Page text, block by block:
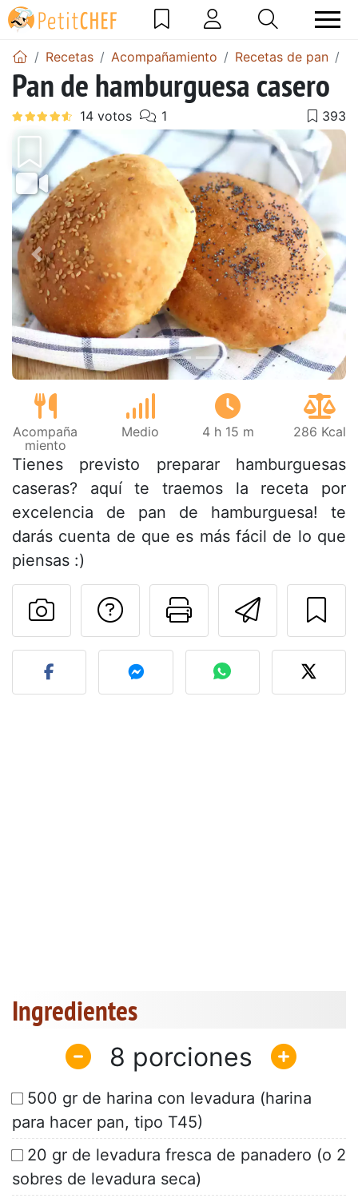
Recetas Acompañamiento Recetas de pan
Pan de hamburguesa casero
Anterior
Acompaña
miento
Medio 4 h 15 m 286 Kcal
Tienes previsto preparar hamburguesas
caseras? aquí te traemos la receta por
excelencia de pan de hamburguesa! te
darás cuenta de que es más fácil de lo que
piensas :)
Imprimir
Preguntar al autor
Publicar la foto de esta
Ingredientes
8
500 gr de harina con levadura (harina
para hacer pan, tipo T45)
20 gr de levadura fresca de panadero (o 2
sobres de levadura seca)